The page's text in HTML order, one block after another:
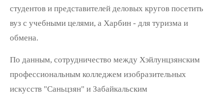
студентов и представителей деловых кругов посетить
вуз с учебными целями, а Харбин - для туризма и
обмена.
По данным, сотрудничество между Хэйлунцзянским
профессиональным колледжем изобразительных
искусств "Саньцзян" и Забайкальским